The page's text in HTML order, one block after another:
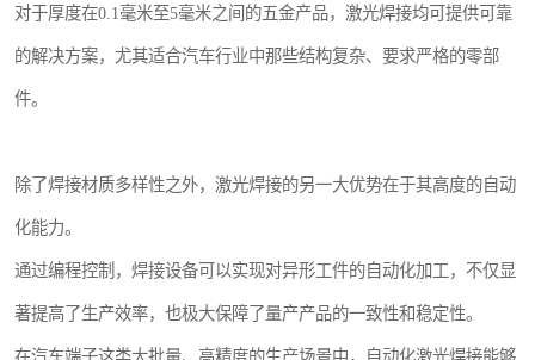
对于厚度在0.1毫米至5毫米之间的五金产品，激光焊接均可提供可靠
的解决方案，尤其适合汽车行业中那些结构复杂、要求严格的零部
件。
除了焊接材质多样性之外，激光焊接的另一大优势在于其高度的自动
化能力。
通过编程控制，焊接设备可以实现对异形工件的自动化加工，不仅显
著提高了生产效率，也极大保障了量产产品的一致性和稳定性。